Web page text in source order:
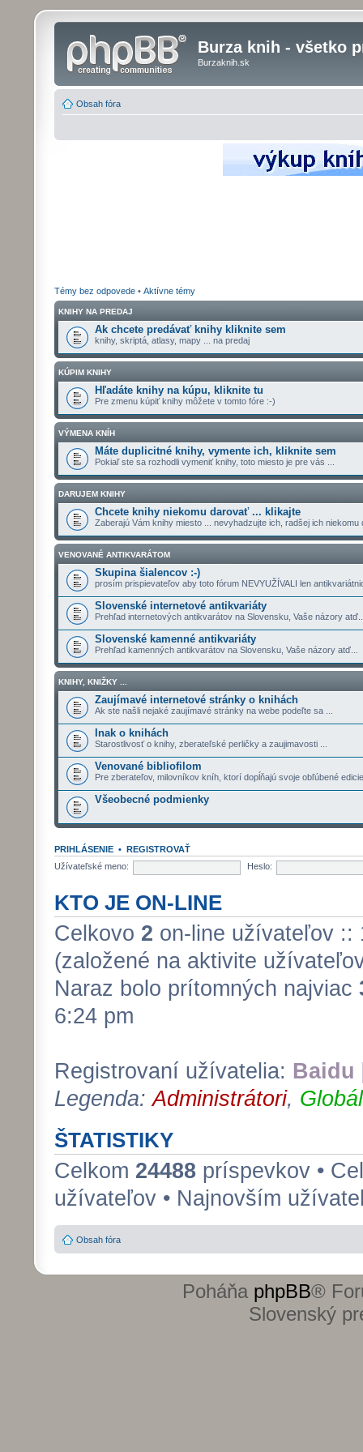
Burza knih - všetko
Burzaknih.sk
Obsah fóra
Témy bez odpovede • Aktívne témy
KNIHY NA PREDAJ
Ak chcete predávať knihy kliknite sem
knihy, skriptá, atlasy, mapy ... na predaj
KÚPIM KNIHY
Hľadáte knihy na kúpu, kliknite tu
Pre zmenu kúpiť knihy môžete v tomto fóre :-)
VÝMENA KNÍH
Máte duplicitné knihy, vymente ich, kliknite sem
Pokiaľ ste sa rozhodli vymeniť knihy, toto miesto je pre vás ...
DARUJEM KNIHY
Chcete knihy niekomu darovať ... klikajte
Zaberajú Vám knihy miesto ... nevyhadzujte ich, radšej ich niekomu
VENOVANÉ ANTIKVARÁTOM
Skupina šialencov :-)
prosím prispievateľov aby toto fórum NEVYUŽÍVALI len
Slovenské internetové antikvariáty
Prehľad internetových antikvarátov na Slovensku, Vaše názory
Slovenské kamenné antikvariáty
Prehľad kamenných antikvarátov na Slovensku, Vaše názory atď...
KNIHY, KNIŽKY ...
Zaujímavé internetové stránky o knihách
Ak ste našli nejaké zaujímavé stránky na webe podeľte sa ...
Inak o knihách
Starostlivosť o knihy, zberateľské perličky a zaujimavosti ...
Venované bibliofilom
Pre zberateľov, milovníkov kníh, ktorí dopĺňajú svoje obľúbené edicie
Všeobecné podmienky
PRIHLÁSENIE • REGISTROVAŤ
Užívateľské meno:
Heslo:
KTO JE ON-LINE
Celkovo 2 on-line užívateľov ::
(založené na aktivite
Naraz bolo prítomných najviac
6:24 pm
Registrovaní užívatelia: Baidu
Legenda:Administrátori,
ŠTATISTIKY
Celkom 24488 príspevkov •
užívateľov • Najnovším
Obsah fóra
Poháňa phpBB®
Slovenský